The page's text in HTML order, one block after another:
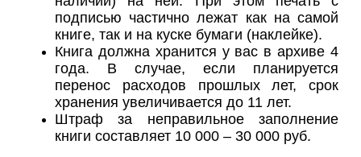
подписью частично лежат как на самой
книге, так и на куске бумаги (наклейке).
Книга должна хранится у вас в архиве 4
года. В случае, если планируется
перенос расходов прошлых лет, срок
хранения увеличивается до 11 лет.
Штраф за неправильное заполнение
книги составляет 10 000 – 30 000 руб.